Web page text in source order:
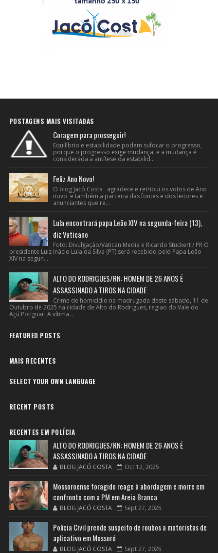
POSTAGENS MAIS VISITADAS
Coragem para prosseguir!
Equilíbrio e estabilidade podem sufocar o progresso,
porque o progresso exige mudança, e a mudança é
considerada a antítese da estabilid...
Feliz Ano Novo!
O blog Jacó Costa agradece e retribui os votos de Ano
novo e também a parceria das fontes e dos leitores e
anunciantes que re...
Lula encontrará papa Leão XIV na segunda-feira (13),
diz Vaticano
Foto: Divulgação/Vatican Media e Ricardo Stuckert / PR O
presidente Luiz Inácio Lula da Silva (PT) será recebido pelo Papa Leão
XIV na segun...
ALTO DO RODRIGUES/RN: HOMEM DE 26 ANOS É
ASSASSINADO A TIROS NA CIDADE
Crime de homicídio na madrugada deste sábado, 11 de
Outubro de 2025 na cidade de Alto do Rodrigues, regiao do Vale do
Açú Potiguar. A vítima...
FEATURED POSTS
MAIS RECENTES
SELECT YOUR OWN LANGUAGE
RECENT POSTS
RECENTES EM POLÍCIA
ALTO DO RODRIGUES/RN: HOMEM DE 26 ANOS É
ASSASSINADO A TIROS NA CIDADE
BLOG JACÓ COSTA Oct 12, 2025
Mossoroense foragido reage à abordagem e morre em
confronto com a PM em Areia Branca
BLOG JACÓ COSTA Sept 27, 2025
Polícia Civil prende suspeito de roubos a motoristas de
aplicativo em Mossoró
BLOG JACÓ COSTA Sept 27, 2025